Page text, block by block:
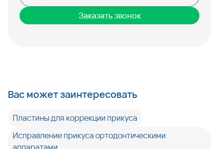
Заказать звонок
Вас может заинтересовать
Пластины для коррекции прикуса
Исправление прикуса ортодонтическими